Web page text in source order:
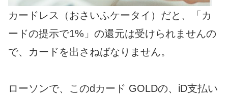
カードレス（おさいふケータイ）だと、「カ
ードの提示で1%」の還元は受けられませんの
で、カードを出さねばなりません。
ローソンで、このdカード GOLDの、iD支払い